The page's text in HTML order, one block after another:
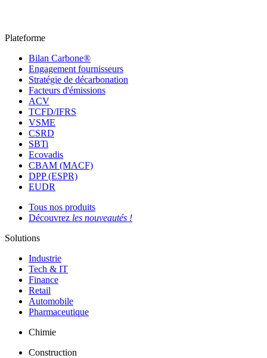
Plateforme
Bilan Carbone®
Engagement fournisseurs
Stratégie de décarbonation
Facteurs d'émissions
ACV
TCFD/IFRS
VSME
CSRD
SBTi
Ecovadis
CBAM (MACF)
DPP (ESPR)
EUDR
Tous nos produits
Découvrez les nouveautés !
Solutions
Industrie
Tech & IT
Finance
Retail
Automobile
Pharmaceutique
Chimie
Construction